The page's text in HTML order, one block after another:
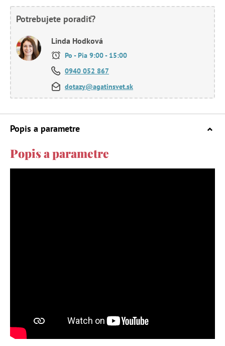
Potrebujete poradiť?
Linda Hodková
Po - Pia 9:00 - 15:00
0940 052 867
dotazy@agatinsvet.sk
Popis a parametre
Popis a parametre